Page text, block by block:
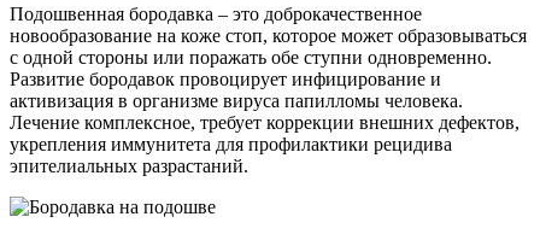
Подошвенная бородавка – это доброкачественное
новообразование на коже стоп, которое может образовываться
с одной стороны или поражать обе ступни одновременно.
Развитие бородавок провоцирует инфицирование и
активизация в организме вируса папилломы человека.
Лечение комплексное, требует коррекции внешних дефектов,
укрепления иммунитета для профилактики рецидива
эпителиальных разрастаний.